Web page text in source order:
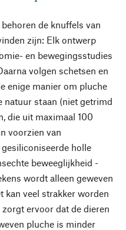
de knuffels van
zijn: Elk ontwerp
en bewegingsstudies
volgen schetsen en
enige manier om pluche
natuur staan (niet getrimd
die uit maximaal 100
voorzien van
holle
beweeglijkheid -
wordt alleen geweven
kan veel strakker worden
ervoor dat de dieren
pluche is minder